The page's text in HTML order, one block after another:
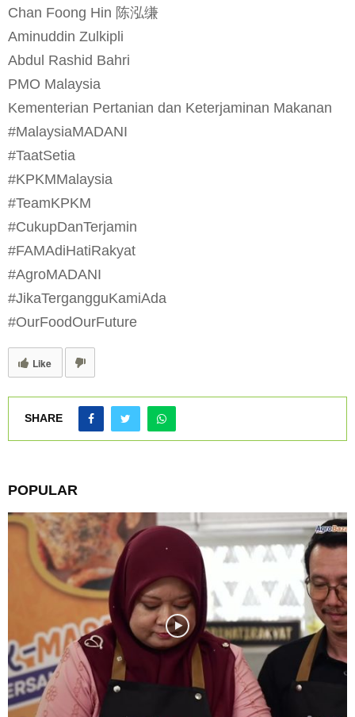
Chan Foong Hin 陈泓缣
Aminuddin Zulkipli
Abdul Rashid Bahri
PMO Malaysia
Kementerian Pertanian dan Keterjaminan Makanan
#MalaysiaMADANI
#TaatSetia
#KPKMMalaysia
#TeamKPKM
#CukupDanTerjamin
#FAMAdiHatiRakyat
#AgroMADANI
#JikaTergangguKamiAda
#OurFoodOurFuture
Like
SHARE
POPULAR